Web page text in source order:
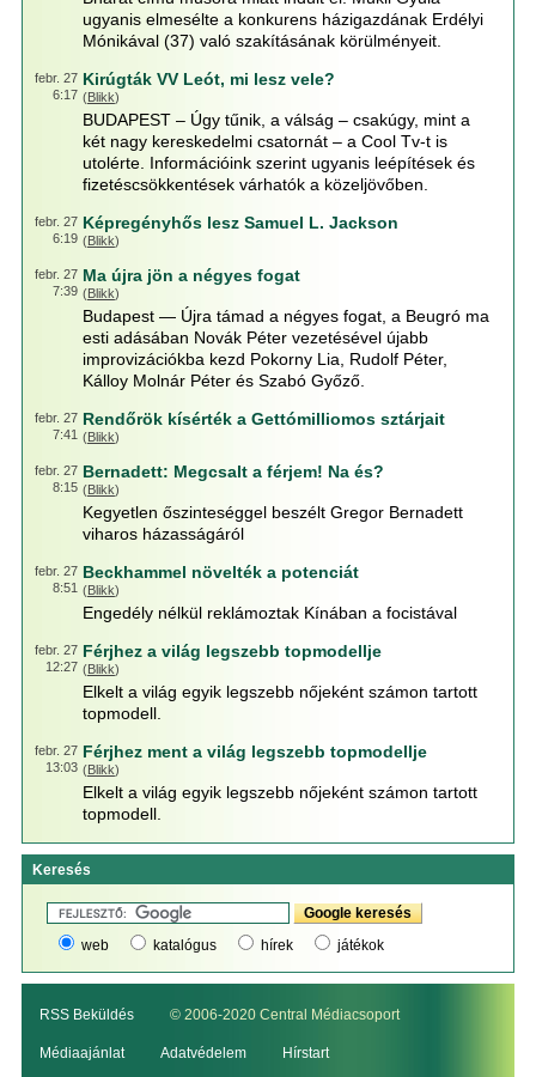
ugyanis elmesélte a konkurens házigazdának Erdélyi
Mónikával (37) való szakításának körülményeit.
febr. 27
6:17
Kirúgták VV Leót, mi lesz vele?
(Blikk)
BUDAPEST – Úgy tűnik, a válság – csakúgy, mint a
két nagy kereskedelmi csatornát – a Cool Tv-t is
utolérte. Információink szerint ugyanis leépítések és
fizetéscsökkentések várhatók a közeljövőben.
febr. 27
6:19
Képregényhős lesz Samuel L. Jackson
(Blikk)
febr. 27
7:39
Ma újra jön a négyes fogat
(Blikk)
Budapest — Újra támad a négyes fogat, a Beugró ma
esti adásában Novák Péter vezetésével újabb
improvizációkba kezd Pokorny Lia, Rudolf Péter,
Kálloy Molnár Péter és Szabó Győző.
febr. 27
7:41
Rendőrök kísérték a Gettómilliomos sztárjait
(Blikk)
febr. 27
8:15
Bernadett: Megcsalt a férjem! Na és?
(Blikk)
Kegyetlen őszinteséggel beszélt Gregor Bernadett
viharos házasságáról
febr. 27
8:51
Beckhammel növelték a potenciát
(Blikk)
Engedély nélkül reklámoztak Kínában a focistával
febr. 27
12:27
Férjhez a világ legszebb topmodellje
(Blikk)
Elkelt a világ egyik legszebb nőjeként számon tartott
topmodell.
febr. 27
13:03
Férjhez ment a világ legszebb topmodellje
(Blikk)
Elkelt a világ egyik legszebb nőjeként számon tartott
topmodell.
Keresés
web katalógus hírek játékok
RSS Beküldés © 2006-2020 Central Médiacsoport
Médiaajánlat Adatvédelem Hírstart